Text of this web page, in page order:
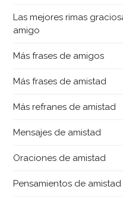
Las mejores rimas
amigo
Más frases de amigos
Más frases de amistad
Más refranes de amistad
Mensajes de amistad
Oraciones de amistad
Pensamientos de amistad